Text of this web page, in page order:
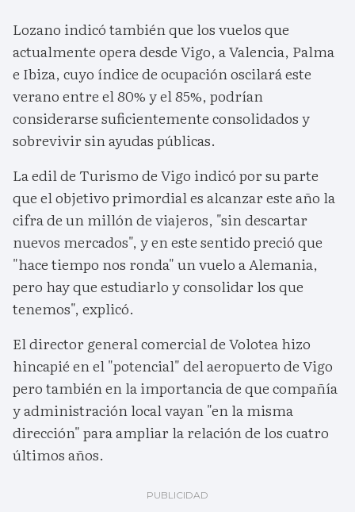
Lozano indicó también que los vuelos que
actualmente opera desde Vigo, a Valencia, Palma
e Ibiza, cuyo índice de ocupación oscilará este
verano entre el 80% y el 85%, podrían
considerarse suficientemente consolidados y
sobrevivir sin ayudas públicas.
La edil de Turismo de Vigo indicó por su parte
que el objetivo primordial es alcanzar este año la
cifra de un millón de viajeros, "sin descartar
nuevos mercados", y en este sentido preció que
"hace tiempo nos ronda" un vuelo a Alemania,
pero hay que estudiarlo y consolidar los que
tenemos", explicó.
El director general comercial de Volotea hizo
hincapié en el "potencial" del aeropuerto de Vigo
pero también en la importancia de que compañía
y administración local vayan "en la misma
dirección" para ampliar la relación de los cuatro
últimos años.